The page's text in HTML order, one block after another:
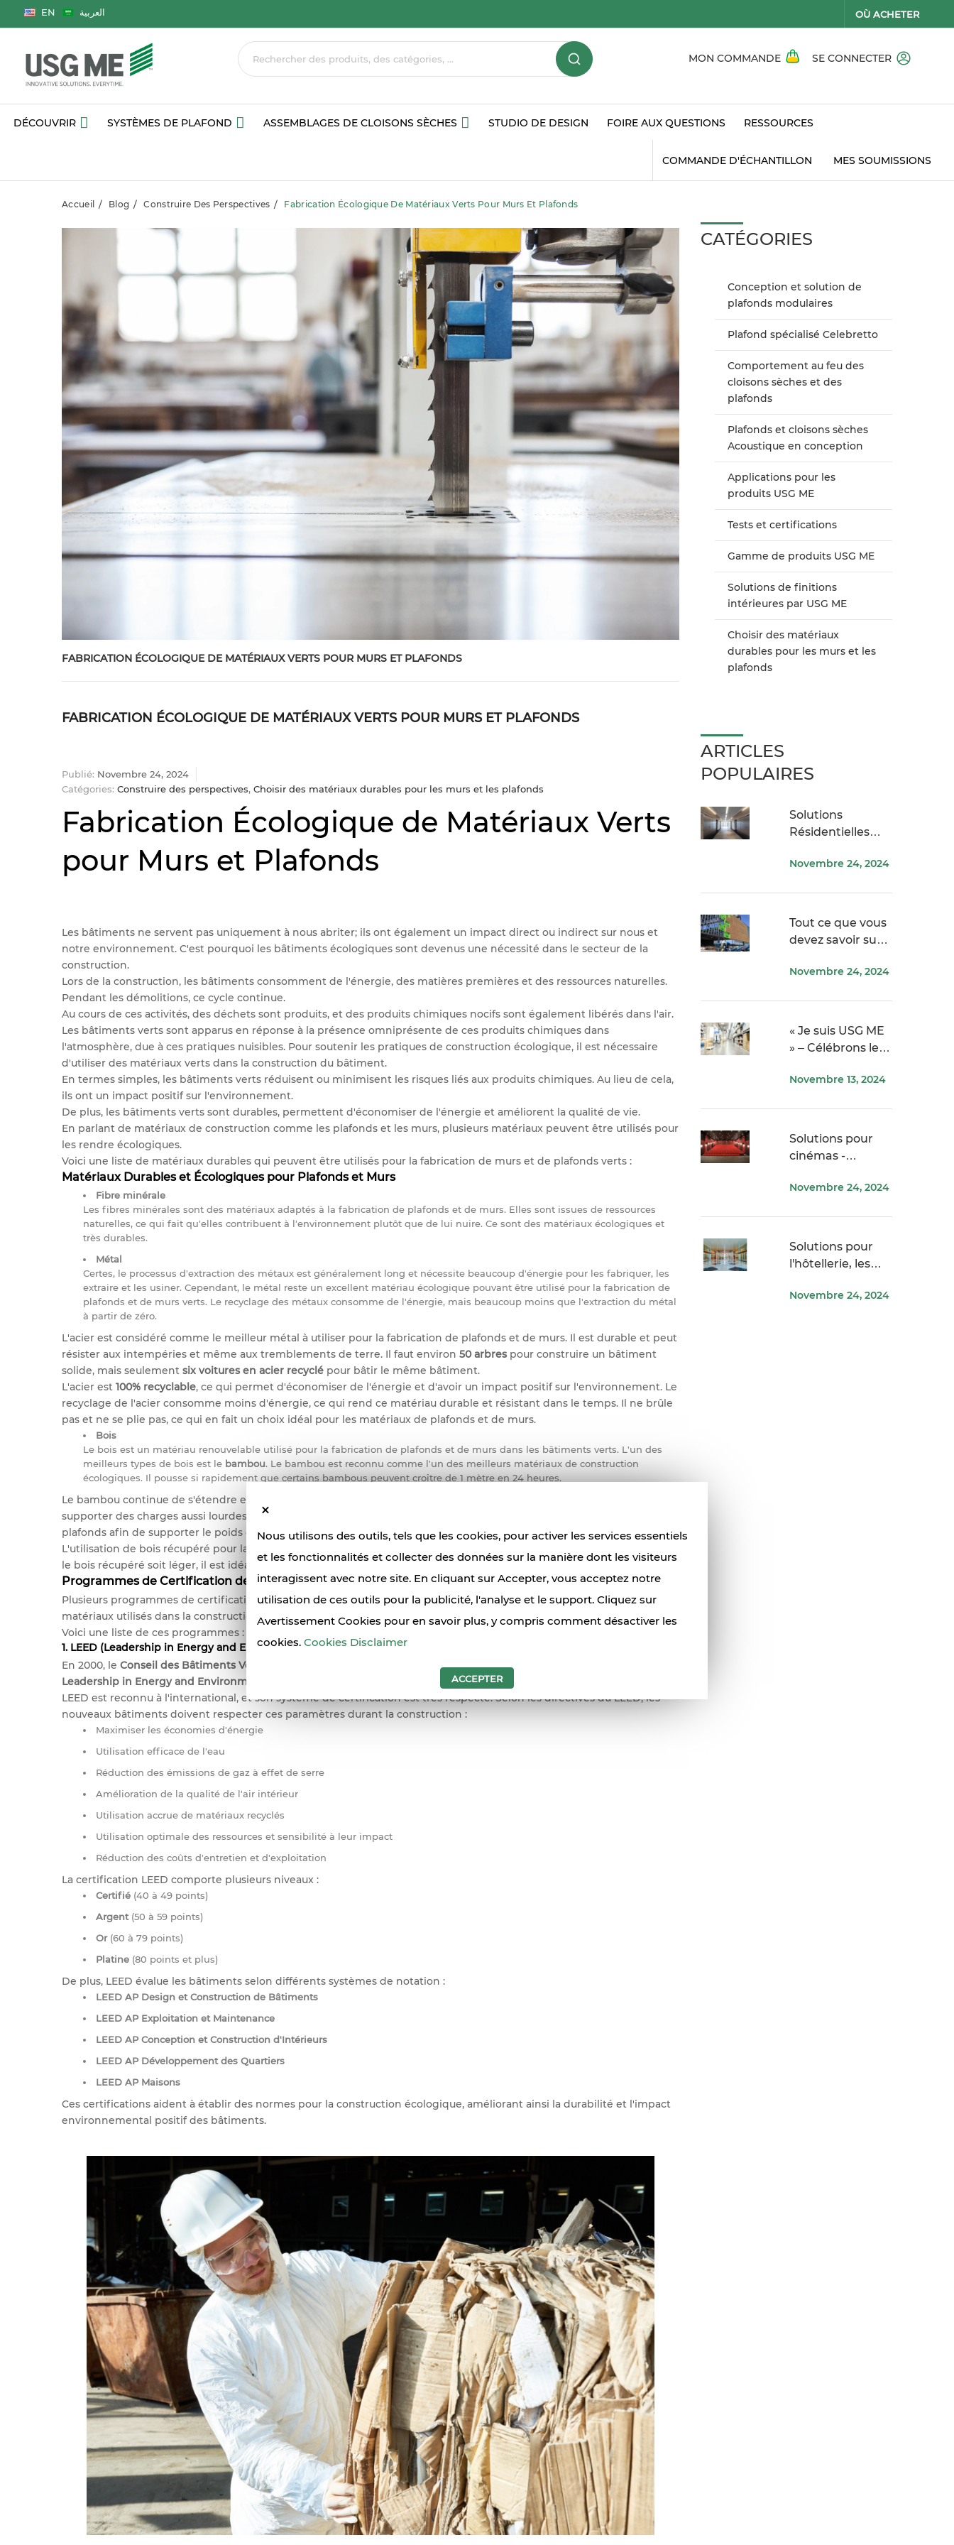
Nous utilisons des outils, tels que les cookies, pour activer les services essentiels
et les fonctionnalités et collecter des données sur la manière dont les visiteurs
interagissent avec notre site. En cliquant sur Accepter, vous acceptez notre
utilisation de ces outils pour la publicité, l'analyse et le support. Cliquez sur
Avertissement Cookies pour en savoir plus, y compris comment désactiver les
cookies. Cookies Disclaimer
ACCEPTER
EN العربية OÙ ACHETER
MON COMMANDE SE CONNECTER
DÉCOUVRIR SYSTÈMES DE PLAFOND ASSEMBLAGES DE CLOISONS SÈCHES STUDIO DE DESIGN FOIRE AUX QUESTIONS RESSOURCES
COMMANDE D'ÉCHANTILLON MES SOUMISSIONS
Accueil Blog Construire Des Perspectives Fabrication Écologique De Matériaux Verts Pour Murs Et Plafonds
FABRICATION ÉCOLOGIQUE DE MATÉRIAUX VERTS POUR MURS ET PLAFONDS
FABRICATION ÉCOLOGIQUE DE MATÉRIAUX VERTS POUR MURS ET PLAFONDS
Publié: Novembre 24, 2024
Catégories: Construire des perspectives, Choisir des matériaux durables pour les murs et les plafonds
Fabrication Écologique de Matériaux Verts
pour Murs et Plafonds
Les bâtiments ne servent pas uniquement à nous abriter; ils ont également un impact direct ou indirect sur nous et
notre environnement. C'est pourquoi les bâtiments écologiques sont devenus une nécessité dans le secteur de la
construction.
Lors de la construction, les bâtiments consomment de l'énergie, des matières premières et des ressources naturelles.
Pendant les démolitions, ce cycle continue.
Au cours de ces activités, des déchets sont produits, et des produits chimiques nocifs sont également libérés dans l'air.
Les bâtiments verts sont apparus en réponse à la présence omniprésente de ces produits chimiques dans
l'atmosphère, due à ces pratiques nuisibles. Pour soutenir les pratiques de construction écologique, il est nécessaire
d'utiliser des matériaux verts dans la construction du bâtiment.
En termes simples, les bâtiments verts réduisent ou minimisent les risques liés aux produits chimiques. Au lieu de cela,
ils ont un impact positif sur l'environnement.
De plus, les bâtiments verts sont durables, permettent d'économiser de l'énergie et améliorent la qualité de vie.
En parlant de matériaux de construction comme les plafonds et les murs, plusieurs matériaux peuvent être utilisés pour
les rendre écologiques.
Voici une liste de matériaux durables qui peuvent être utilisés pour la fabrication de murs et de plafonds verts :
Matériaux Durables et Écologiques pour Plafonds et Murs
Fibre minérale
Les fibres minérales sont des matériaux adaptés à la fabrication de plafonds et de murs. Elles sont issues de ressources
naturelles, ce qui fait qu'elles contribuent à l'environnement plutôt que de lui nuire. Ce sont des matériaux écologiques et
très durables.
Métal
Certes, le processus d'extraction des métaux est généralement long et nécessite beaucoup d'énergie pour les fabriquer, les
extraire et les usiner. Cependant, le métal reste un excellent matériau écologique pouvant être utilisé pour la fabrication de
plafonds et de murs verts. Le recyclage des métaux consomme de l'énergie, mais beaucoup moins que l'extraction du métal
à partir de zéro.
L'acier est considéré comme le meilleur métal à utiliser pour la fabrication de plafonds et de murs. Il est durable et peut
résister aux intempéries et même aux tremblements de terre. Il faut environ 50 arbres pour construire un bâtiment
solide, mais seulement six voitures en acier recyclé pour bâtir le même bâtiment.
L'acier est 100% recyclable, ce qui permet d'économiser de l'énergie et d'avoir un impact positif sur l'environnement. Le
recyclage de l'acier consomme moins d'énergie, ce qui rend ce matériau durable et résistant dans le temps. Il ne brûle
pas et ne se plie pas, ce qui en fait un choix idéal pour les matériaux de plafonds et de murs.
Bois
Le bois est un matériau renouvelable utilisé pour la fabrication de plafonds et de murs dans les bâtiments verts. L'un des
meilleurs types de bois est le bambou. Le bambou est reconnu comme l'un des meilleurs matériaux de construction
écologiques. Il pousse si rapidement que certains bambous peuvent croître de 1 mètre en 24 heures.
Le bambou continue de s'étendre et de pousser sans avoir besoin d'être replanté. Il est suffisamment solide pour
supporter des charges aussi lourdes que celles du béton et des briques. C'est un excellent choix pour la fabrication de
plafonds afin de supporter le poids des luminaires lourds et autres appareils suspendus.
L'utilisation de bois récupéré pour la fabrication de murs et de plafonds verts est également une bonne idée. Bien que
le bois récupéré soit léger, il est idéal pour les charpentes, les planchers, les plafonds et autres projets.
Programmes de Certification des Bâtiments Verts
Plusieurs programmes de certification garantissent qu'un bâtiment peut être qualifié de "bâtiment vert". Ils testent les
matériaux utilisés dans la construction de ces bâtiments verts.
Voici une liste de ces programmes :
1. LEED (Leadership in Energy and Environmental Design)
En 2000, le Conseil des Bâtiments Verts
a publié une directive et un système de notation pour les bâtiments via le
Leadership in Energy and Environmental Design (LEED)
LEED est reconnu à l'international, et son système de certification est très respecté. Selon les directives du LEED, les
nouveaux bâtiments doivent respecter ces paramètres durant la construction :
Maximiser les économies d'énergie
Utilisation efficace de l'eau
Réduction des émissions de gaz à effet de serre
Amélioration de la qualité de l'air intérieur
Utilisation accrue de matériaux recyclés
Utilisation optimale des ressources et sensibilité à leur impact
Réduction des coûts d'entretien et d'exploitation
La certification LEED comporte plusieurs niveaux :
Certifié (40 à 49 points)
Argent(50 à 59 points)
Or(60 à 79 points)
Platine (80 points et plus)
De plus, LEED évalue les bâtiments selon différents systèmes de notation :
LEED AP Design et Construction de Bâtiments
LEED AP Exploitation et Maintenance
LEED AP Conception et Construction d'Intérieurs
LEED AP Développement des Quartiers
LEED AP Maisons
Ces certifications aident à établir des normes pour la construction écologique, améliorant ainsi la durabilité et l'impact
environnemental positif des bâtiments.
CATÉGORIES
Conception et solution de
plafonds modulaires
Plafond spécialisé Celebretto
Comportement au feu des
cloisons sèches et des
plafonds
Plafonds et cloisons sèches
Acoustique en conception
Applications pour les
produits USG ME
Tests et certifications
Gamme de produits USG ME
Solutions de finitions
intérieures par USG ME
Choisir des matériaux
durables pour les murs et les
plafonds
ARTICLES
POPULAIRES
Solutions
Résidentielles
Novembre 24, 2024
Tout ce que vous
devez savoir sur
Novembre 24, 2024
« Je suis USG ME
» – Célébrons les
partenariats
Novembre 13, 2024
Solutions pour
cinémas -
ME pour le
cinémas
Novembre 24, 2024
Solutions pour
l'hôtellerie, les
complexes
Novembre 24, 2024